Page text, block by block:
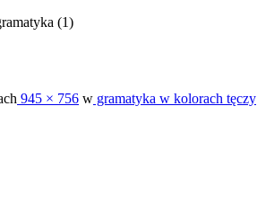
(1)
945 × 756 w gramatyka w kolorach tęczy